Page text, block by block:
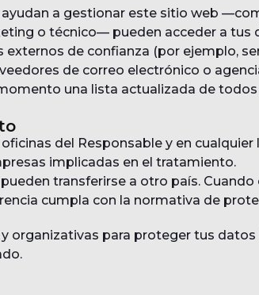
ayudan a gestionar este sitio web
o técnico— pueden acceder a tus
de confianza (por ejemplo,
de correo electrónico o
una lista actualizada de
del Responsable y en cualquier
implicadas en el tratamiento.
transferirse a otro país. Cuando
cumpla con la normativa de
organizativas para proteger tus datos